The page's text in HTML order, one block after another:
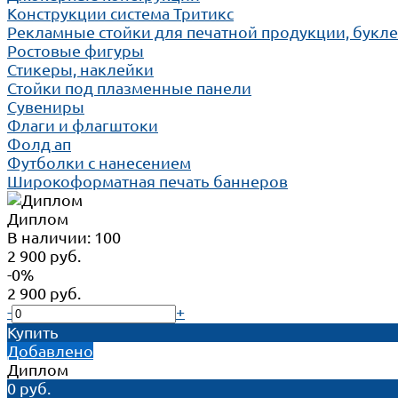
Конструкции система Тритикс
Рекламные стойки для печатной продукции,
Ростовые фигуры
Стикеры, наклейки
Стойки под плазменные панели
Сувениры
Флаги и флагштоки
Фолд ап
Футболки с нанесением
Широкоформатная печать баннеров
Диплом
В наличии: 100
2 900 руб.
-0%
2 900 руб.
-
+
Купить
Добавлено
Диплом
0 руб.